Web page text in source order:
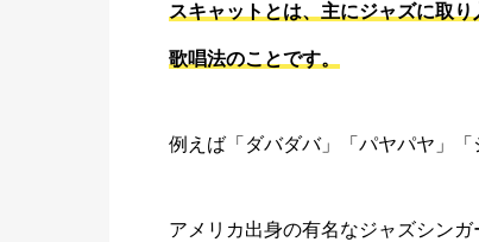
スキャットとは、主にジャズに取
歌唱法のことです。
例えば「ダバダバ」「パヤパヤ」
アメリカ出身の有名なジャズシン